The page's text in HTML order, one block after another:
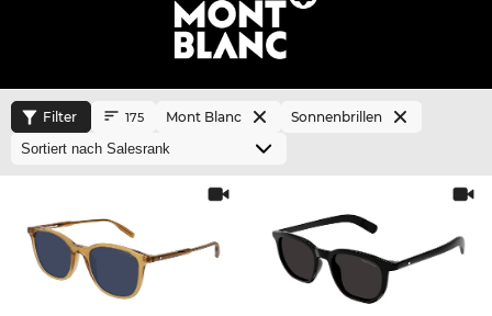
Filter 175 Mont Blanc Sonnenbrillen